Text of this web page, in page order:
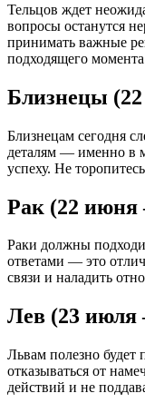
Тельцов ждет
вопросы останутся
принимать важные
подходящего
Близнецы
Близнецам сегодня
деталям — именно в
успеху. Не
Рак (22
Раки должны
ответами — это
связи и наладить
Лев (23 июля
Львам полезно будет
отказываться от
действий и не